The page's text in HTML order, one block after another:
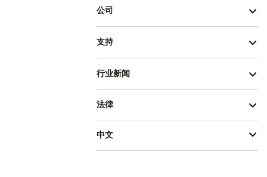
公司
支持
行业新闻
法律
中文